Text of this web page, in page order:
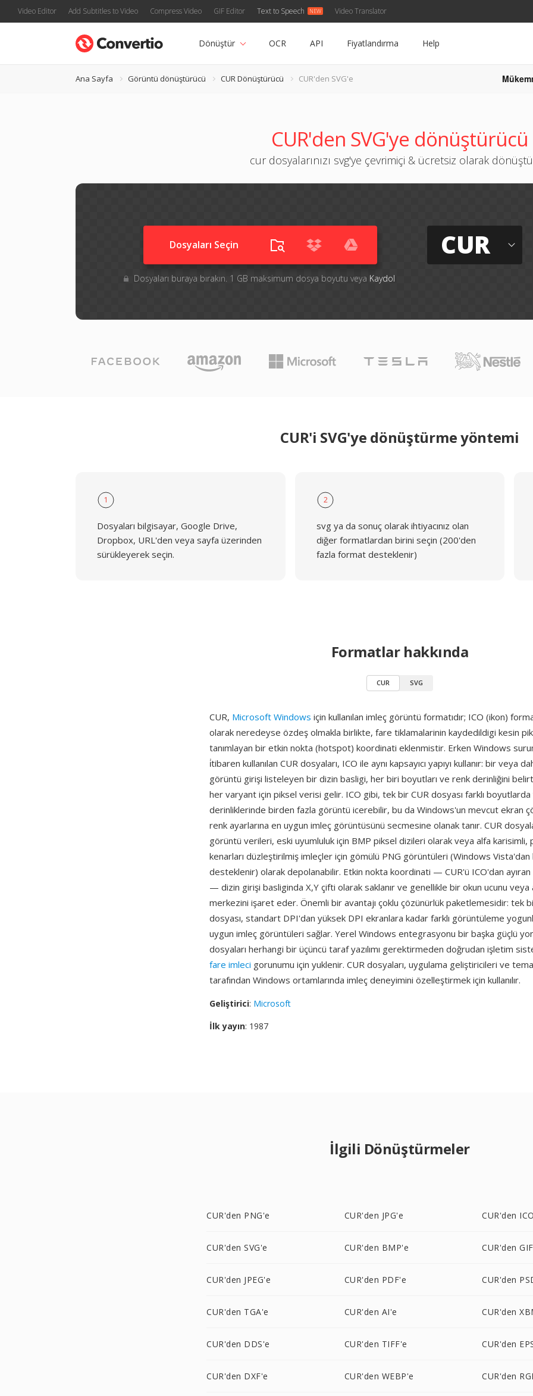
Video Editor Add Subtitles to Video Compress Video GIF Editor Text to Speech Video Translator
Dönüştür OCR API Fiyatlandırma Help
Ana Sayfa Görüntü dönüştürücü CUR Dönüştürücü CUR'den SVG'e
CUR'den SVG'ye dönüştürücü
cur dosyalarınızı svg'ye çevrimiçi & ücretsiz olarak
Dosyaları Seçin
Dosyaları buraya bırakın. 1 GB maksimum dosya boyutu veya Kaydol
CUR
CUR'i SVG'ye dönüştürme yöntemi
1
Dosyaları bilgisayar, Google Drive,
Dropbox, URL'den veya sayfa üzerinden
sürükleyerek seçin.
2
svg ya da sonuç olarak ihtiyacınız olan
diğer formatlardan birini seçin (200'den
fazla format desteklenir)
Formatlar hakkında
CUR SVG
CUR, Microsoft Windows için kullanılan imleç görüntü formatıdır; ICO (ikon)
olarak neredeyse özdeş olmakla birlikte, fare tiklamalarinin kaydedildigi kesin
tanımlayan bir etkin nokta (hotspot) koordinati eklenmistir. Erken Windows
i̇tibaren kullanılan CUR dosyaları, ICO ile aynı kapsayıcı yapıyı kullanır: bir veya
görüntü girişi listeleyen bir dizin basligi, her biri boyutları ve renk derinliğini
her varyant için piksel verisi gelir. ICO gibi, tek bir CUR dosyası farklı
derinliklerinde birden fazla görüntü icerebilir, bu da Windows'un mevcut ekran
renk ayarlarına en uygun imleç görüntüsünü secmesine olanak tanır. CUR
görüntü verileri, eski uyumluluk için BMP piksel dizileri olarak veya alfa karisimli,
kenarları düzleştirilmiş imleçler için gömülü PNG görüntüleri (Windows Vista'dan
desteklenir) olarak depolanabilir. Etkin nokta koordinati — CUR'ü ICO'dan
— dizin girişi basliginda X,Y çifti olarak saklanır ve genellikle bir okun ucunu veya
merkezini işaret eder. Önemli bir avantajı çoklu çözünürlük paketlemesidir: tek
dosyası, standart DPI'dan yüksek DPI ekranlara kadar farklı görüntüleme
uygun imleç görüntüleri sağlar. Yerel Windows entegrasyonu bir başka güçlü
dosyaları herhangi bir üçüncü taraf yazılımı gerektirmeden doğrudan işletim
fare imleci gorunumu için yuklenir. CUR dosyaları, uygulama geliştiricileri ve
tarafından Windows ortamlarında imleç deneyimini özelleştirmek için kullanılır.
Geliştirici: Microsoft
İlk yayın: 1987
İlgili Dönüştürmeler
CUR'den PNG'e CUR'den JPG'e CUR'den
CUR'den SVG'e CUR'den BMP'e CUR'den
CUR'den JPEG'e CUR'den PDF'e CUR'den
CUR'den TGA'e CUR'den AI'e CUR'den
CUR'den DDS'e CUR'den TIFF'e CUR'den
CUR'den DXF'e CUR'den WEBP'e CUR'den